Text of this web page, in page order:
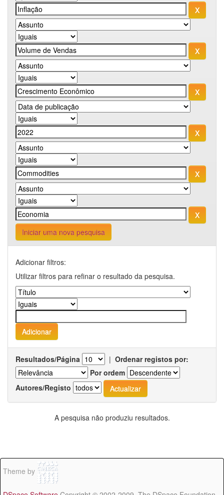
Iniciar uma nova pesquisa
Adicionar filtros:
Utilizar filtros para refinar o resultado da pesquisa.
Resultados/Página | Ordenar registos por:
Por ordem
Autores/Registo
A pesquisa não produziu resultados.
Theme by